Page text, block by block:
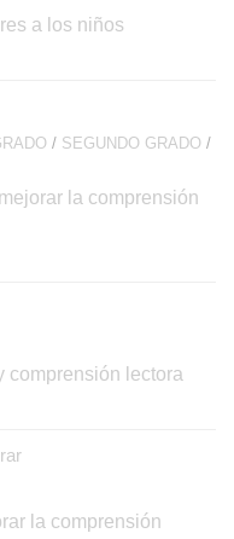
a los niños
/ SEGUNDO GRADO /
la comprensión
comprensión lectora
la comprensión